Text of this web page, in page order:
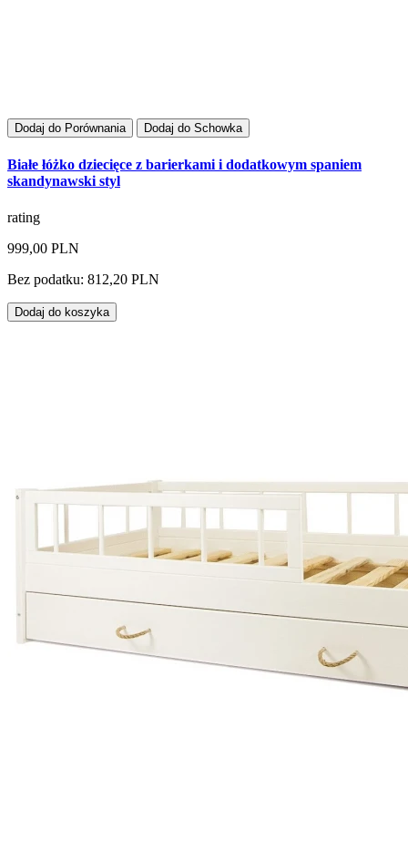
Dodaj do Porównania Dodaj do Schowka
Białe łóżko dziecięce z barierkami i dodatkowym spaniem
skandynawski styl
rating
999,00 PLN
Bez podatku: 812,20 PLN
Dodaj do koszyka